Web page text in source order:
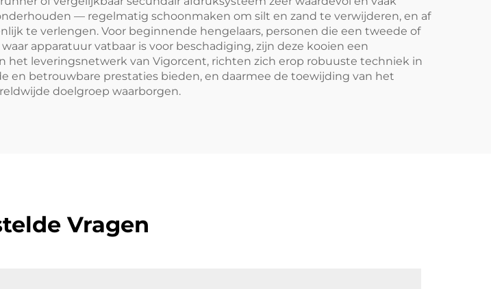
— regelmatig schoonmaken om silt en zand te verwijderen, en af
te verlengen. Voor beginnende hengelaars, personen die een tweede of
apparatuur vatbaar is voor beschadiging, zijn deze kooien een
het leveringsnetwerk van Vigorcent, richten zich erop robuuste techniek in
en betrouwbare prestaties bieden, en daarmee de toewijding van het
doelgroep waarborgen.
Vragen